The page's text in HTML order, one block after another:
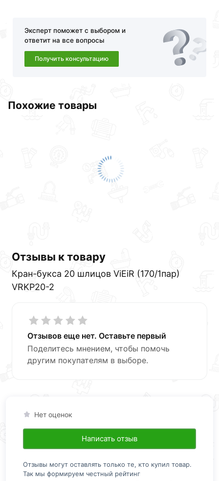
Эксперт поможет с выбором и
ответит на все вопросы
Получить консультацию
Похожие товары
Отзывы к товару
Кран-букса 20 шлицов ViEiR (170/1пар)
VRKP20-2
Отзывов еще нет. Оставьте первый
Поделитесь мнением, чтобы помочь
другим покупателям в выборе.
Нет оценок
Написать отзыв
Отзывы могут оставлять только те, кто купил товар.
Так мы формируем честный рейтинг